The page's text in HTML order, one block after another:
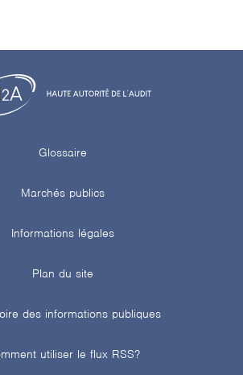
Glossaire
Marchés publics
Informations légales
Plan du site
des informations publiques
utiliser le flux RSS?